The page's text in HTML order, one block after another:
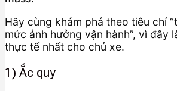
Hãy cùng khám phá theo tiêu chí
mức ảnh hưởng vận hành”, vì đây
thực tế nhất cho chủ xe.
1) Ắc quy